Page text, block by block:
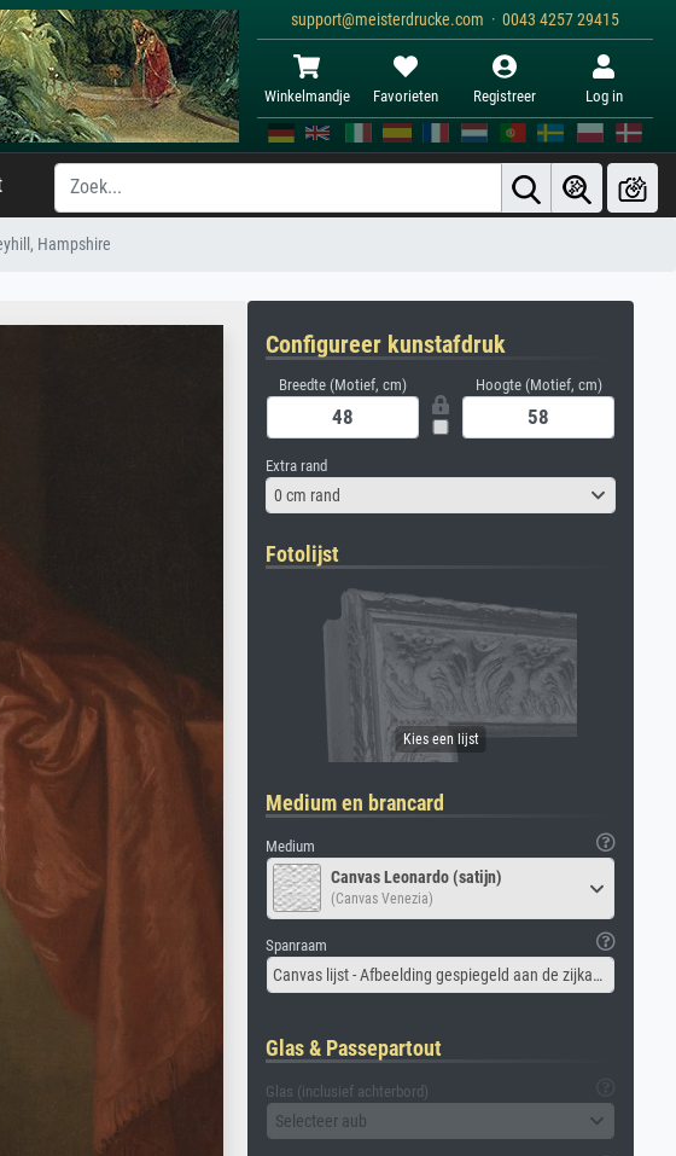
support@meisterdrucke.com · 0043 4257 29415
Winkelmandje Favorieten Registreer Log in
Hampshire
Configureer kunstafdruk
Breedte (Motief, cm) Hoogte (Motief, cm)
Extra rand
0 cm rand
Fotolijst
Medium en brancard
Medium
Canvas Leonardo (satijn)
(Canvas Venezia)
Spanraam
Canvas lijst - Afbeelding gespiegeld aan de zijkant
Glas & Passepartout
Glas (inclusief achterbord)
Selecteer aub